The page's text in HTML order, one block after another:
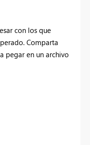
con los que
Comparta
pegar en un archivo